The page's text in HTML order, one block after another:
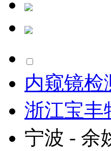
内窥镜检
浙江宝丰
宁波 - 余